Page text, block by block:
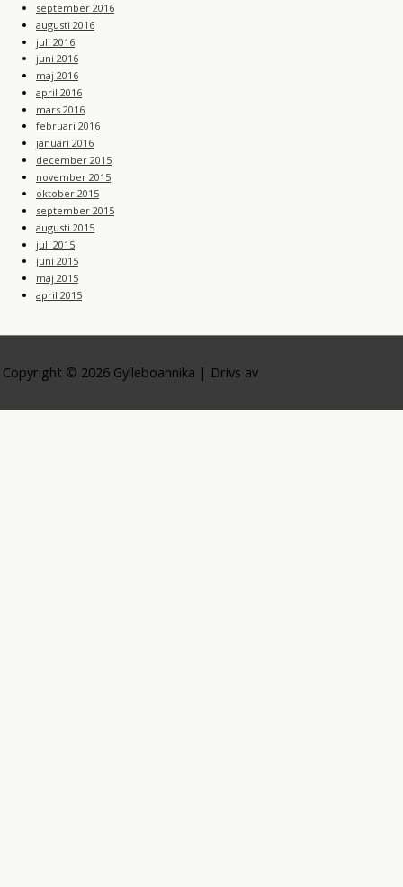
september 2016
augusti 2016
juli 2016
juni 2016
maj 2016
april 2016
mars 2016
februari 2016
januari 2016
december 2015
november 2015
oktober 2015
september 2015
augusti 2015
juli 2015
juni 2015
maj 2015
april 2015
Copyright © 2026 Gylleboannika | Drivs av